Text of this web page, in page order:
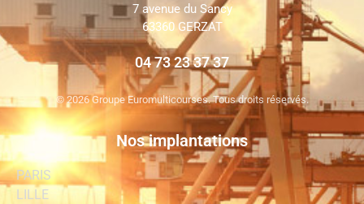
7 avenue du Sancy
63360 GERZAT
04 73 23 37 37
©2026 Groupe Euromulticourses. Tous droits réservés.
Nos implantations
PARIS
LILLE